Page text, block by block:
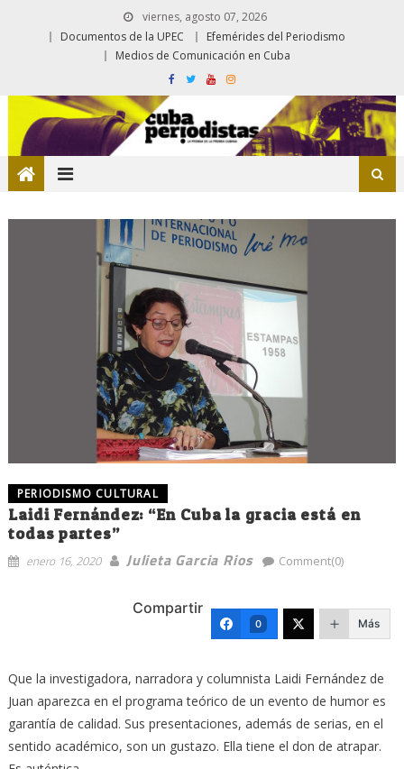
viernes, agosto 07, 2026
Documentos de la UPEC
Efemérides del Periodismo
Medios de Comunicación en Cuba
PERIODISMO CULTURAL
Laidi Fernández: “En Cuba la gracia está en
todas partes”
enero 16, 2020 Julieta Garcia Rios Comment(0)
Compartir
0 Más
Que la investigadora, narradora y columnista Laidi Fernández de
Juan aparezca en el programa teórico de un evento de humor es
garantía de calidad. Sus presentaciones, además de serias, en el
sentido académico, son un gustazo. Ella tiene el don de atrapar.